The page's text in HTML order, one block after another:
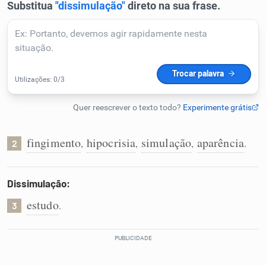
Resumir Texto
Corrigir Texto
Detector de IA
Humanizador de IA
Cata-letras
Conexões
2 fingimento, hipocrisia, simulação, aparência.
Dissimulação:
3 estudo.